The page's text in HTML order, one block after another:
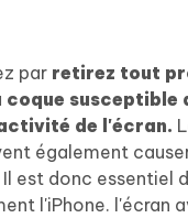
par retirez tout
coque
de l'écran.
également
est donc essentiel
l'iPhone. l'écran